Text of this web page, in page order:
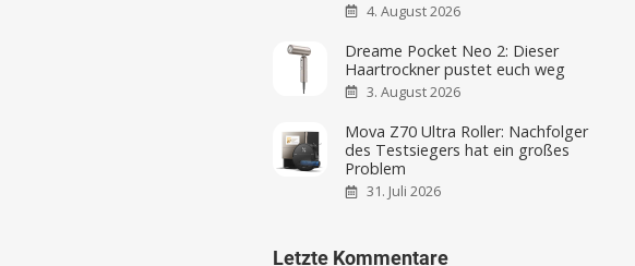
4. August 2026
Dreame Pocket Neo 2: Dieser
Haartrockner pustet euch weg
3. August 2026
Mova Z70 Ultra Roller: Nachfolger
des Testsiegers hat ein großes
Problem
31. Juli 2026
Letzte Kommentare